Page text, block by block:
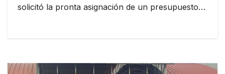
solicitó la pronta asignación de un presupuesto…